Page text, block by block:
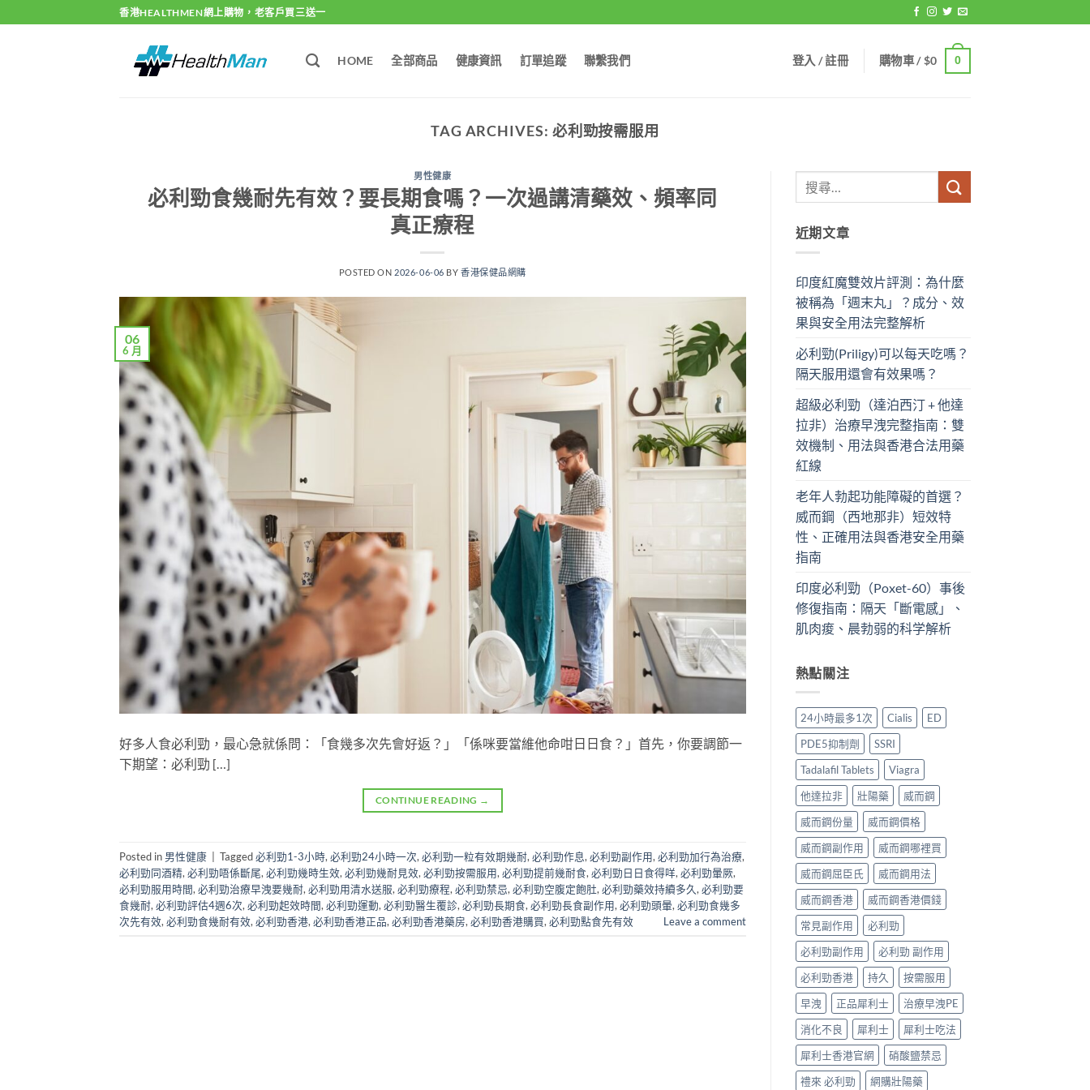
to
香港HEALTHMEN網上購物，老客戶買三送一
HOME 全部商品 健康資訊 訂單追蹤 聯繫我們 登入 / 註冊 購物車 /$0 0
TAG ARCHIVES: 必利勁按需服用
男性健康
必利勁食幾耐先有效？要長期食嗎？一次過講清藥效、頻率同
真正療程
POSTED ON 2026-06-06 BY香港保健品網購
06
6 月
好多人食必利勁，最心急就係問：「食幾多次先會好返？」「係咪要當維他命咁日日食？」首先，你要調節一
下期望：必利勁 […]
CONTINUE READING →
Posted in 男性健康 Tagged必利勁1-3小時, 必利勁24小時一次, 必利勁一粒有效期幾耐, 必利勁作息, 必利勁副作用, 必利勁加行為治療,
必利勁同酒精, 必利勁唔係斷尾, 必利勁幾時生效, 必利勁幾耐見效, 必利勁按需服用, 必利勁提前幾耐食, 必利勁日日食得咩, 必利勁暈厥,
必利勁服用時間, 必利勁治療早洩要幾耐, 必利勁用清水送服, 必利勁療程, 必利勁禁忌, 必利勁空腹定飽肚, 必利勁藥效持續多久, 必利勁要
食幾耐, 必利勁評估4週6次, 必利勁起效時間, 必利勁運動, 必利勁醫生覆診, 必利勁長期食, 必利勁長食副作用, 必利勁頭暈, 必利勁食幾多
次先有效, 必利勁食幾耐有效, 必利勁香港, 必利勁香港正品, 必利勁香港藥房, 必利勁香港購買, 必利勁點食先有效 Leave a comment
近期文章
印度紅魔雙效片評測：為什麼
被稱為「週末丸」？成分、效
果與安全用法完整解析
必利勁(Priligy)可以每天吃嗎？
隔天服用還會有效果嗎？
超級必利勁（達泊西汀 + 他達
拉非）治療早洩完整指南：雙
效機制、用法與香港合法用藥
紅線
老年人勃起功能障礙的首選？
威而鋼（西地那非）短效特
性、正確用法與香港安全用藥
指南
印度必利勁（Poxet-60）事後
修復指南：隔天「斷電感」、
肌肉痠、晨勃弱的科学解析
熱點關注
24小時最多1次 Cialis
ED
PDE5抑制劑
SSRI
Tadalafil Tablets
Viagra
他達拉非
壯陽藥
威而鋼
威而鋼份量
威而鋼價格
威而鋼副作用
威而鋼哪裡買
威而鋼屈臣氏
威而鋼用法
威而鋼香港
威而鋼香港價錢
常見副作用
必利勁
必利勁副作用
必利勁 副作用
必利勁香港
持久
按需服用
早洩
正品犀利士
治療早洩PE
消化不良
犀利士
犀利士吃法
犀利士香港官網
硝酸鹽禁忌
禮來 必利勁
網購壯陽藥